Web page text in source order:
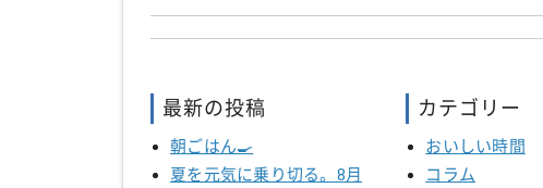
最新の投稿
朝ごはん🍳
夏を元気に乗り切る。8月
カテゴリー
おいしい時間
コラム